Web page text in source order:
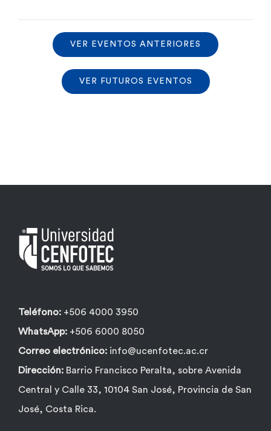
VER EVENTOS ANTERIORES
VER FUTUROS EVENTOS
Teléfono: +506 4000 3950
WhatsApp: +506 6000 8050
Correo electrónico: info@ucenfotec.ac.cr
Dirección: Barrio Francisco Peralta, sobre Avenida
Central y Calle 33, 10104 San José, Provincia de San
José, Costa Rica.